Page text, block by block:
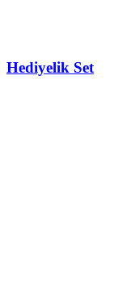
Hediyelik Set